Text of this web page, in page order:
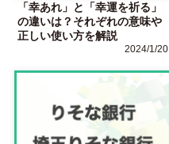
「幸あれ」と「幸運を祈る」
の違いは？それぞれの意味や
正しい使い方を解説
2024/1/20